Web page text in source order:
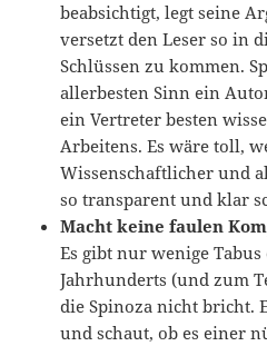
beabsichtigt, legt seine
versetzt den Leser so in
Schlüssen zu kommen.
allerbesten Sinn ein
ein Vertreter besten
Arbeitens. Es wäre toll,
Wissenschaftlicher und
so transparent und klar
Macht keine faulen
Es gibt nur wenige Tabus
Jahrhunderts (und zum
die Spinoza nicht bricht.
und schaut, ob es einer